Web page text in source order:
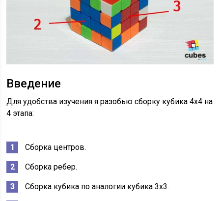
Введение
Для удобства изучения я разобью сборку кубика 4х4 на
4 этапа:
Сборка центров.
Сборка ребер.
Сборка кубика по аналогии кубика 3х3.